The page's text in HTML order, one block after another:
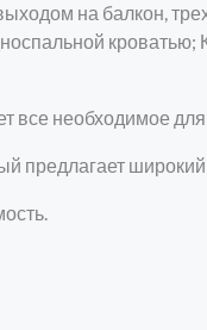
на балкон,
необходимое
предлагает